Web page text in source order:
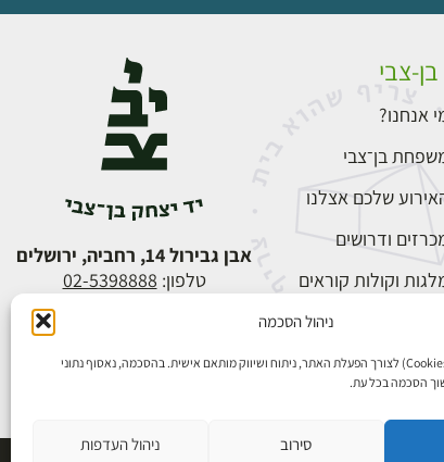
ניהול הסכמה
אנו משתמשים בעוגיות (Cookies) לצורך הפעלת האתר, ניתוח ושיווק מותאם אישית. בהסכמה, נאסוף נתוני
הסכמה בכל עת.
סירוב ניהול העדפות
בן-צבי
אנחנו?
בן־צבי
שלכם אצלנו
ודרושים
וקולות קוראים
אבן גבירול 14, רחביה, ירושלים
טלפון: 02-5398888